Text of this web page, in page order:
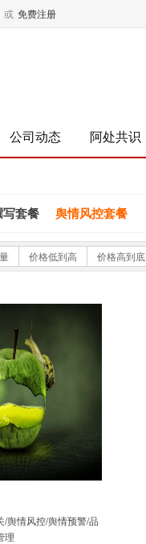
或 免费注册
公司动态 阿处共识
套餐 舆情风控套餐
价格低到高 价格高到底
/舆情风控/舆情预警/品
理